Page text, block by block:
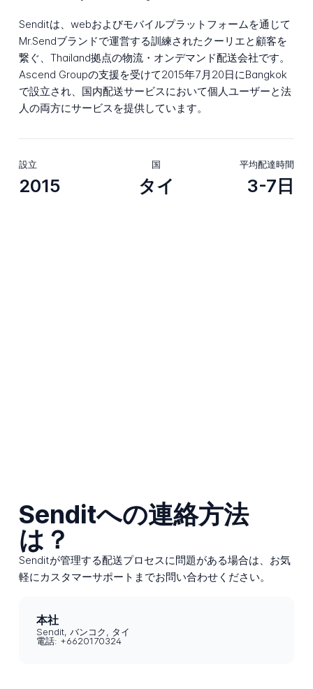
Senditは、webおよびモバイルプラットフォームを通じて
Mr.Sendブランドで運営する訓練されたクーリエと顧客を
繋ぐ、Thailand拠点の物流・オンデマンド配送会社です。
Ascend Groupの支援を受けて2015年7月20日にBangkok
で設立され、国内配送サービスにおいて個人ユーザーと法
人の両方にサービスを提供しています。
設立
2015
国
タイ
平均配達時間
3-7日
Senditへの連絡方法
は？
Senditが管理する配送プロセスに問題がある場合は、お気
軽にカスタマーサポートまでお問い合わせください。
本社
Sendit, バンコク, タイ
電話: +6620170324